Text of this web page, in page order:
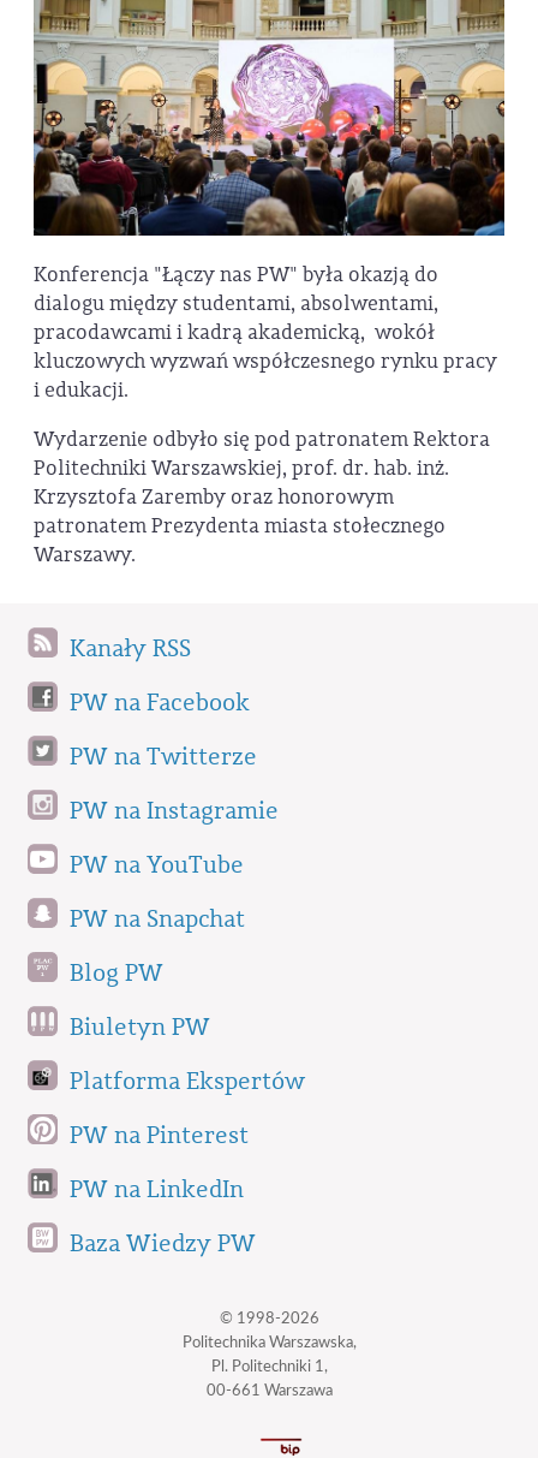
Konferencja "Łączy nas PW" była okazją do
dialogu między studentami, absolwentami,
pracodawcami i kadrą akademicką, wokół
kluczowych wyzwań współczesnego rynku pracy
i edukacji.
Wydarzenie odbyło się pod patronatem Rektora
Politechniki Warszawskiej, prof. dr. hab. inż.
Krzysztofa Zaremby oraz honorowym
patronatem Prezydenta miasta stołecznego
Warszawy.
Kanały RSS
PW na Facebook
PW na Twitterze
PW na Instagramie
PW na YouTube
PW na Snapchat
Blog PW
Biuletyn PW
Platforma Ekspertów
PW na Pinterest
PW na LinkedIn
Baza Wiedzy PW
© 1998-2026
Politechnika Warszawska,
Pl. Politechniki 1,
00-661 Warszawa